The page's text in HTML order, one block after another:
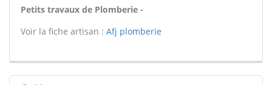
Petits travaux de Plomberie -
Voir la fiche artisan : Afj plomberie